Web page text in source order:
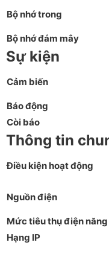
Bộ nhớ trong
Bộ nhớ đám mây
Sự kiện
Cảm biến
Báo động
Còi báo
Thông tin
Điều kiện hoạt động
Nguồn điện
Mức tiêu thụ điện năng
Hạng IP